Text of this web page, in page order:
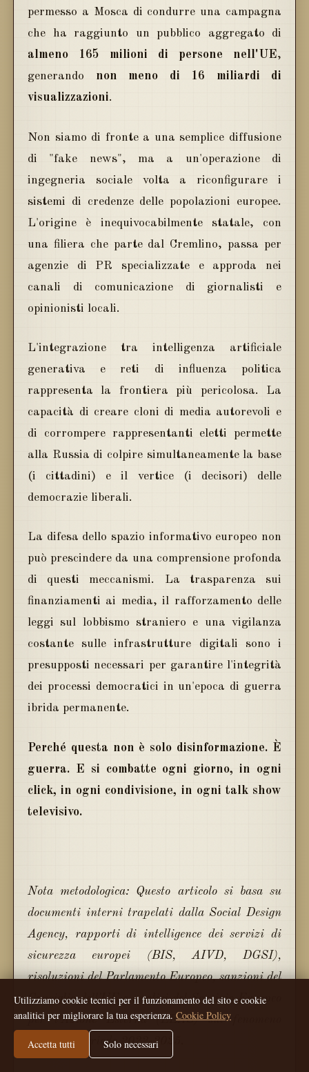
permesso a Mosca di condurre una campagna
che ha raggiunto un pubblico aggregato di
almeno 165 milioni di persone nell'UE,
generando non meno di 16 miliardi di
visualizzazioni.
Non siamo di fronte a una semplice diffusione
di "fake news", ma a un'operazione di
ingegneria sociale volta a riconfigurare i
sistemi di credenze delle popolazioni europee.
L'origine è inequivocabilmente statale, con
una filiera che parte dal Cremlino, passa per
agenzie di PR specializzate e approda nei
canali di comunicazione di giornalisti e
opinionisti locali.
L'integrazione tra intelligenza artificiale
generativa e reti di influenza politica
rappresenta la frontiera più pericolosa. La
capacità di creare cloni di media autorevoli e
di corrompere rappresentanti eletti permette
alla Russia di colpire simultaneamente la base
(i cittadini) e il vertice (i decisori) delle
democrazie liberali.
La difesa dello spazio informativo europeo non
può prescindere da una comprensione profonda
di questi meccanismi. La trasparenza sui
finanziamenti ai media, il rafforzamento delle
leggi sul lobbismo straniero e una vigilanza
costante sulle infrastrutture digitali sono i
presupposti necessari per garantire l'integrità
dei processi democratici in un'epoca di guerra
ibrida permanente.
Perché questa non è solo disinformazione. È
guerra. E si combatte ogni giorno, in ogni
click, in ogni condivisione, in ogni talk show
televisivo.
Nota metodologica: Questo articolo si basa su
documenti interni trapelati dalla Social Design
Agency, rapporti di intelligence dei servizi di
sicurezza europei (BIS, AIVD, DGSI),
risoluzioni del Parlamento Europeo, sanzioni del
Consiglio dell'UE e analisi del Servizio Europeo
per l'Azione Esterna (EEAS) sul fenomeno
FIMI nel periodo 2022-2025.
Utilizziamo cookie tecnici per il funzionamento del sito e cookie
analitici per migliorare la tua esperienza. Cookie Policy
Accetta tutti Solo necessari